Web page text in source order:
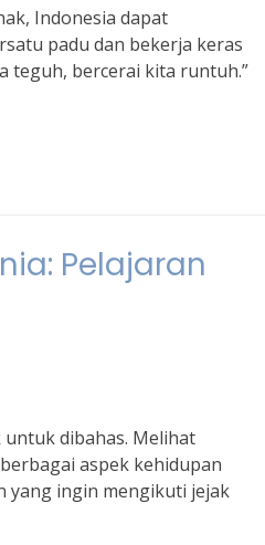
Indonesia dapat
padu dan bekerja keras
teguh, bercerai kita runtuh.”
Pelajaran
dibahas. Melihat
aspek kehidupan
yang ingin mengikuti jejak